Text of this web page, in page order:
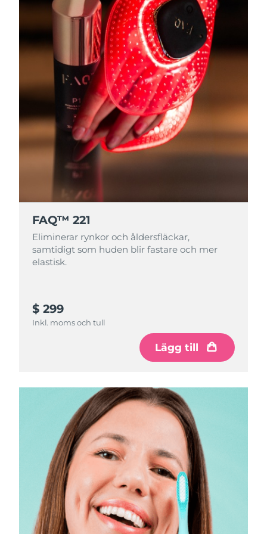
FAQ™ 221
Eliminerar rynkor och åldersfläckar,
samtidigt som huden blir fastare och mer
elastisk.
$ 299
Inkl. moms och tull
Lägg till